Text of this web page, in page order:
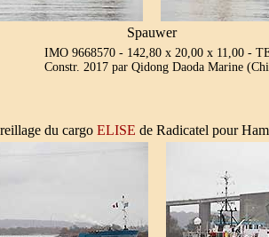
Spauwer
IMO 9668570 - 142,80 x 20,00 x 11,00 -
Constr. 2017 par Qidong Daoda Marine
du cargo ELISE de Radicatel pour